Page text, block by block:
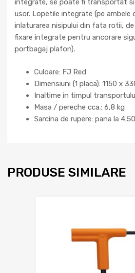
integrate, se poate fi transportat
usor. Lopetile integrate (pe ambele
inlaturarea nisipului din fata rotii, de
fixare integrate pentru ancorare
portbagaj plafon).
Culoare: FJ Red
Dimensiuni (1 placa): 1150 x
Inaltime in timpul
Masa / pereche cca.: 6,8 kg
Sarcina de rupere: pana la
PRODUSE SIMILARE